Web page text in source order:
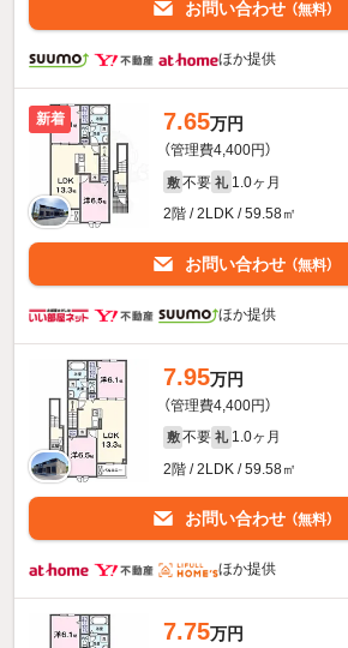
お問い合わせ （無料）
ほか提供
新着 7.65万円
（管理費4,400円）
敷 不要 礼 1.0ヶ月
2階 / 2LDK / 59.58㎡
お問い合わせ （無料）
ほか提供
7.95万円
（管理費4,400円）
敷 不要 礼 1.0ヶ月
2階 / 2LDK / 59.58㎡
お問い合わせ （無料）
ほか提供
7.75万円